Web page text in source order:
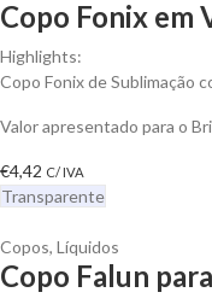
Copo Fonix em
Highlights:
Copo Fonix de Sublimação
Valor apresentado para o
€4,42 C/ IVA
Transparente
Copos, Líquidos
Copo Falun